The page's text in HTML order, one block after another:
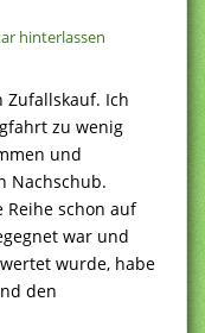
hinterlassen
Zufallskauf. Ich
zu wenig
und
Nachschub.
Reihe schon auf
war und
wurde, habe
den